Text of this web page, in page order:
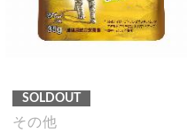
SOLDOUT
その他